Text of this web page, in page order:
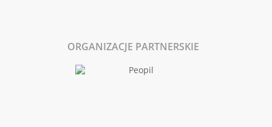
ORGANIZACJE PARTNERSKIE